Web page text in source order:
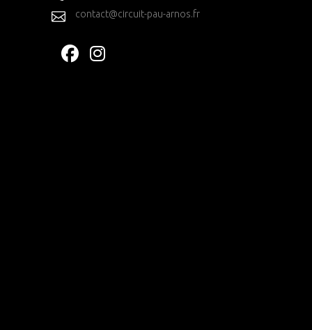
contact@circuit-pau-arnos.fr